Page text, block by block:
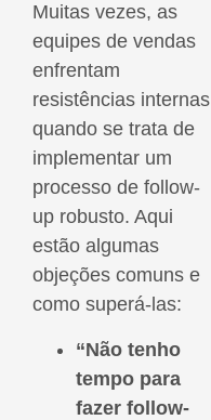
Muitas vezes, as
equipes de vendas
enfrentam
resistências internas
quando se trata de
implementar um
processo de follow-
up robusto. Aqui
estão algumas
objeções comuns e
como superá-las:
“Não tenho
tempo para
fazer follow-